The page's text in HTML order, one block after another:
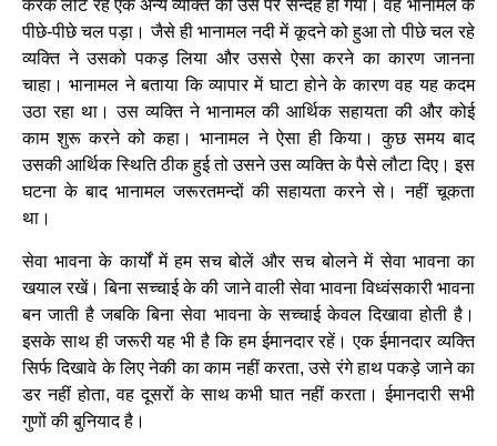
करके लौट रहे एक अन्य व्यक्ति को उस पर सन्देह हो गया। वह भानामल के
पीछे-पीछे चल पड़ा। जैसे ही भानामल नदी में कूदने को हुआ तो पीछे चल रहे
व्यक्ति ने उसको पकड़ लिया और उससे ऐसा करने का कारण जानना
चाहा। भानामल ने बताया कि व्यापार में घाटा होने के कारण वह यह कदम
उठा रहा था। उस व्यक्ति ने भानामल की आर्थिक सहायता की और कोई
काम शुरू करने को कहा। भानामल ने ऐसा ही किया। कुछ समय बाद
उसकी आर्थिक स्थिति ठीक हुई तो उसने उस व्यक्ति के पैसे लौटा दिए। इस
घटना के बाद भानामल जरूरतमन्दों की सहायता करने से। नहीं चूकता
था।
सेवा भावना के कार्यों में हम सच बोलें और सच बोलने में सेवा भावना का
खयाल रखें। बिना सच्चाई के की जाने वाली सेवा भावना विध्वंसकारी भावना
बन जाती है जबकि बिना सेवा भावना के सच्चाई केवल दिखावा होती है।
इसके साथ ही जरूरी यह भी है कि हम ईमानदार रहें। एक ईमानदार व्यक्ति
सिर्फ दिखावे के लिए नेकी का काम नहीं करता, उसे रंगे हाथ पकड़े जाने का
डर नहीं होता, वह दूसरों के साथ कभी घात नहीं करता। ईमानदारी सभी
गुणों की बुनियाद है।